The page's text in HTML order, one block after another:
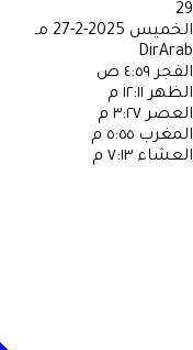
29
الخميس 2025-2-27 مـ
DirArab
الفجر ٤:٥٩ ص
الظهر ١٢:١١ م
العصر ٣:٢٧ م
المغرب ٥:٥٥ م
العشاء ٧:١٣ م